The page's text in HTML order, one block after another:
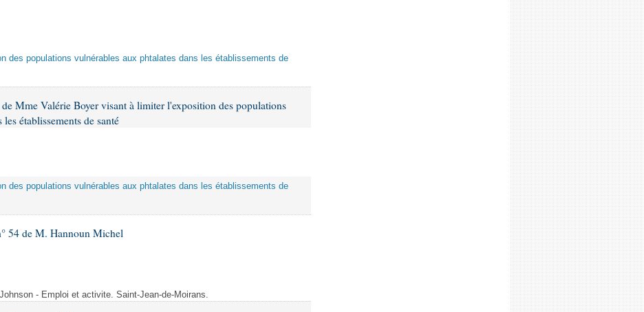
des populations vulnérables aux phtalates dans les établissements de
Mme Valérie Boyer visant à limiter l'exposition des populations
établissements de santé
des populations vulnérables aux phtalates dans les établissements de
54 de M. Hannoun Michel
- Emploi et activite. Saint-Jean-de-Moirans.